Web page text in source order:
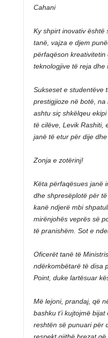
Cahani
Ky shpirt inovativ është
tanë, vajza e djem
përfaqëson
teknologjive të reja dhe
Sukseset e studentëve
prestigjioze në botë, na
ashtu siç shkëlqeu
të cilëve, Levik Rashiti,
janë të etur për dije
Zonja e zotërinj!
Këta përfaqësues janë
dhe shpresëplotë për
kanë ndjerë mbi
mirënjohës veprës së
të pranishëm. Sot e
Oficerët tanë të
ndërkombëtarë të disa
Point, duke lartësuar
Më lejoni, prandaj, që
bashku t’i kujtojmë
reshtën së punuari për